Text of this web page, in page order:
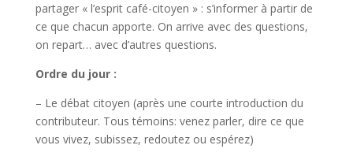
partager « l’esprit café-citoyen » : s’informer à partir de
ce que chacun apporte. On arrive avec des questions,
on repart… avec d’autres questions.
Ordre du jour :
– Le débat citoyen (après une courte introduction du
contributeur. Tous témoins: venez parler, dire ce que
vous vivez, subissez, redoutez ou espérez)